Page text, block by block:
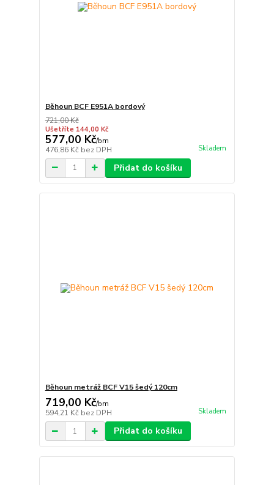
Běhoun BCF E951A bordový
721,00 Kč
Ušetříte 144,00 Kč
577,00 Kč/bm
476,86 Kč bez DPH Skladem
Přidat do košíku
Běhoun metráž BCF V15 šedý 120cm
719,00 Kč/bm
594,21 Kč bez DPH Skladem
Přidat do košíku